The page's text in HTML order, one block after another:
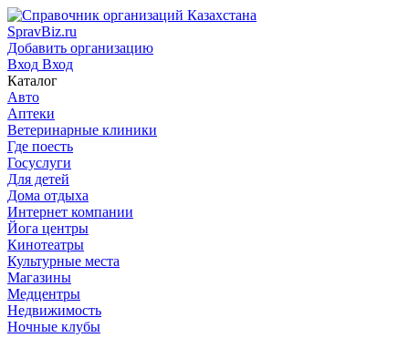
SpravBiz.ru
Добавить организацию
Вход Вход
Каталог
Авто
Аптеки
Ветеринарные клиники
Где поесть
Госуслуги
Для детей
Дома отдыха
Интернет компании
Йога центры
Кинотеатры
Культурные места
Магазины
Медцентры
Недвижимость
Ночные клубы